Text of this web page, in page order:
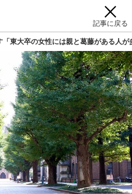
記事に戻る
東大卒の女性には親と葛藤がある人が